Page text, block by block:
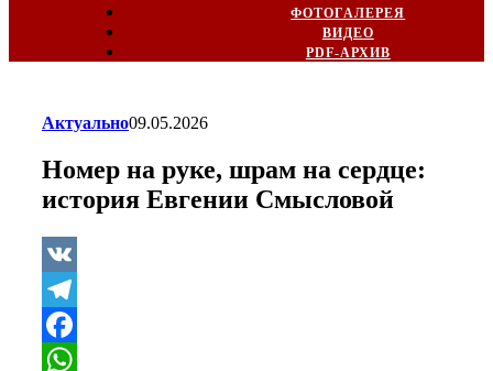
ФОТОГАЛЕРЕЯ
ВИДЕО
PDF-АРХИВ
Актуально09.05.2026
Номер на руке, шрам на сердце:
история Евгении Смысловой
VK
Telegram
Facebook